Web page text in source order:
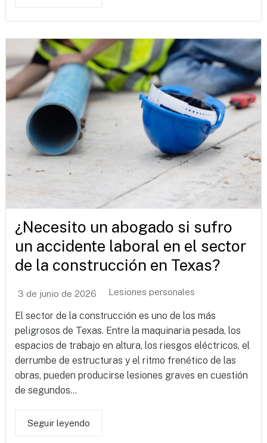
¿Necesito un abogado si sufro
un accidente laboral en el sector
de la construcción en Texas?
3 de junio de 2026 Lesiones personales
El sector de la construcción es uno de los más
peligrosos de Texas. Entre la maquinaria pesada, los
espacios de trabajo en altura, los riesgos eléctricos, el
derrumbe de estructuras y el ritmo frenético de las
obras, pueden producirse lesiones graves en cuestión
de segundos...
Seguir leyendo